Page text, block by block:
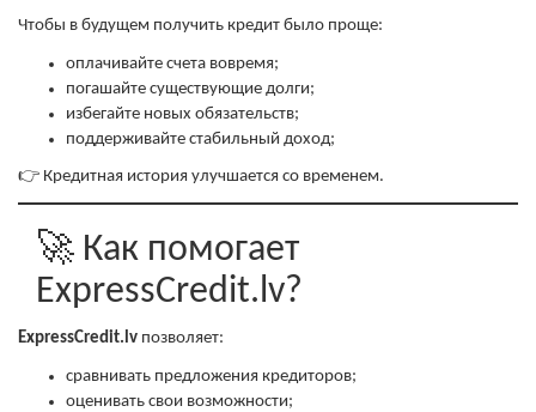
Чтобы в будущем получить кредит было проще:
оплачивайте счета вовремя;
погашайте существующие долги;
избегайте новых обязательств;
поддерживайте стабильный доход;
👉 Кредитная история улучшается со временем.
🚀 Как помогает
ExpressCredit.lv?
ExpressCredit.lv позволяет:
сравнивать предложения кредиторов;
оценивать свои возможности;